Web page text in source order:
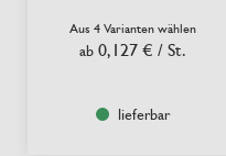
Aus 4 Varianten wählen
ab 0,127 € / St.
lieferbar